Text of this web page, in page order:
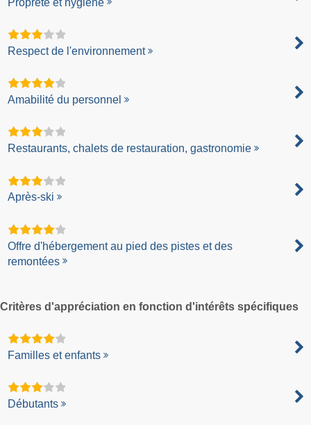
Respect de l'environnement
Amabilité du personnel
Restaurants, chalets de restauration, gastronomie
Après-ski
Offre d'hébergement au pied des pistes et des
remontées
Critères d'appréciation en fonction d'intérêts spécifiques
Familles et enfants
Débutants